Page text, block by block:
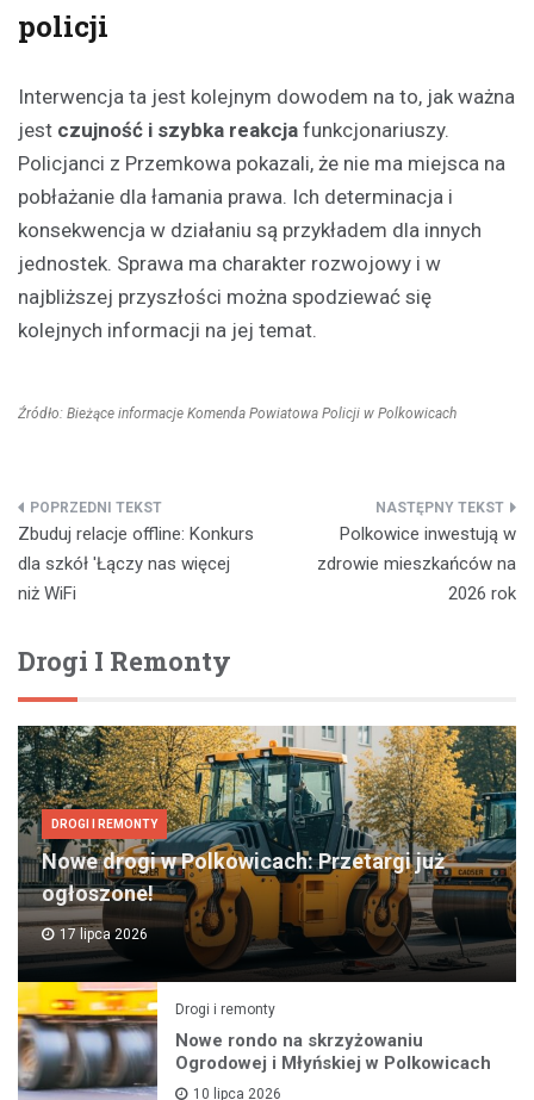
policji
Interwencja ta jest kolejnym dowodem na to, jak ważna
jest czujność i szybka reakcja funkcjonariuszy.
Policjanci z Przemkowa pokazali, że nie ma miejsca na
pobłażanie dla łamania prawa. Ich determinacja i
konsekwencja w działaniu są przykładem dla innych
jednostek. Sprawa ma charakter rozwojowy i w
najbliższej przyszłości można spodziewać się
kolejnych informacji na jej temat.
Źródło: Bieżące informacje Komenda Powiatowa Policji w Polkowicach
Nawigacja
wpisu
Zbuduj relacje offline: Konkurs
dla szkół 'Łączy nas więcej
niż WiFi
Polkowice inwestują w
zdrowie mieszkańców na
2026 rok
Drogi I Remonty
DROGI I REMONTY
Nowe drogi w Polkowicach: Przetargi już
ogłoszone!
17 lipca 2026
Drogi i remonty
Nowe rondo na skrzyżowaniu
Ogrodowej i Młyńskiej w Polkowicach
10 lipca 2026